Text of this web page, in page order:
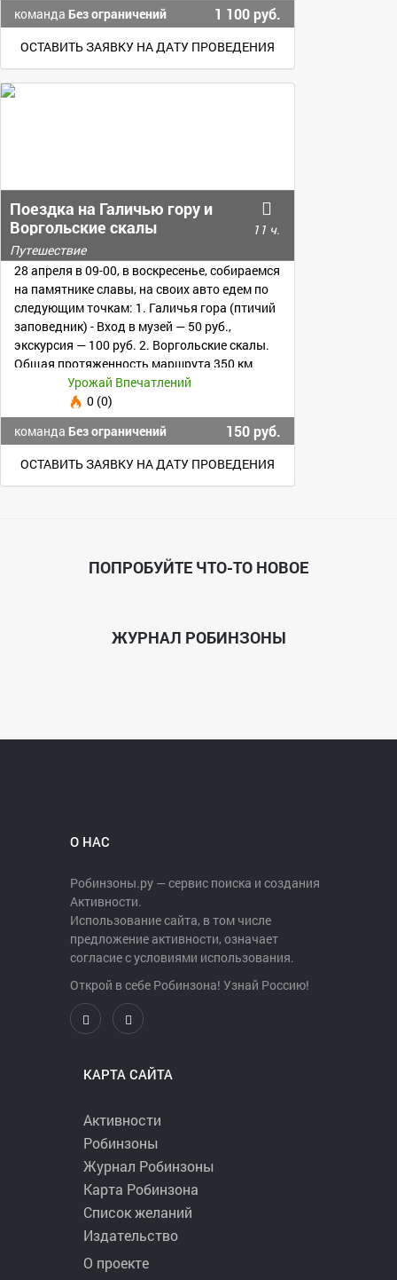
команда Без ограничений 1 100 руб.
ОСТАВИТЬ ЗАЯВКУ НА ДАТУ ПРОВЕДЕНИЯ
Поездка на Галичью гору и
Воргольские скалы
11 ч.
Путешествие
28 апреля в 09-00, в воскресенье, собираемся
на памятнике славы, на своих авто едем по
следующим точкам: 1. Галичья гора (птичий
заповедник) - Вход в музей — 50 руб.,
экскурсия — 100 руб. 2. Воргольские скалы.
Общая протяженность маршрута 350 км
Урожай Впечатлений
0 (0)
команда Без ограничений 150 руб.
ОСТАВИТЬ ЗАЯВКУ НА ДАТУ ПРОВЕДЕНИЯ
ПОПРОБУЙТЕ ЧТО-ТО НОВОЕ
ЖУРНАЛ РОБИНЗОНЫ
О НАС
Робинзоны.ру — сервис поиска и создания
Активности.
Использование сайта, в том числе
предложение активности, означает
согласие с условиями использования.
Открой в себе Робинзона! Узнай Россию!
КАРТА САЙТА
Активности
Робинзоны
Журнал Робинзоны
Карта Робинзона
Список желаний
Издательство
О проекте